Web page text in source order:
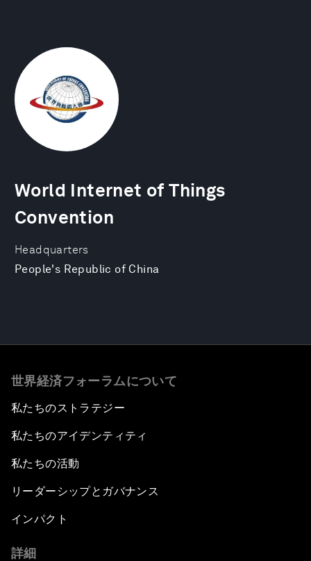
Headquarters
People's Republic of China
World Internet of Things
Convention
世界経済フォーラムについて
私たちのストラテジー
私たちのアイデンティティ
私たちの活動
リーダーシップとガバナンス
インパクト
詳細